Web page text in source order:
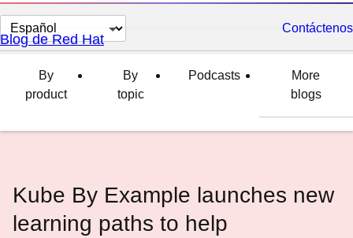
Cambiar
el
idioma
Contáctenos
Blog de Red Hat
By
product
By
topic
Podcasts
More
blogs
Kube By Example launches new
learning paths to help